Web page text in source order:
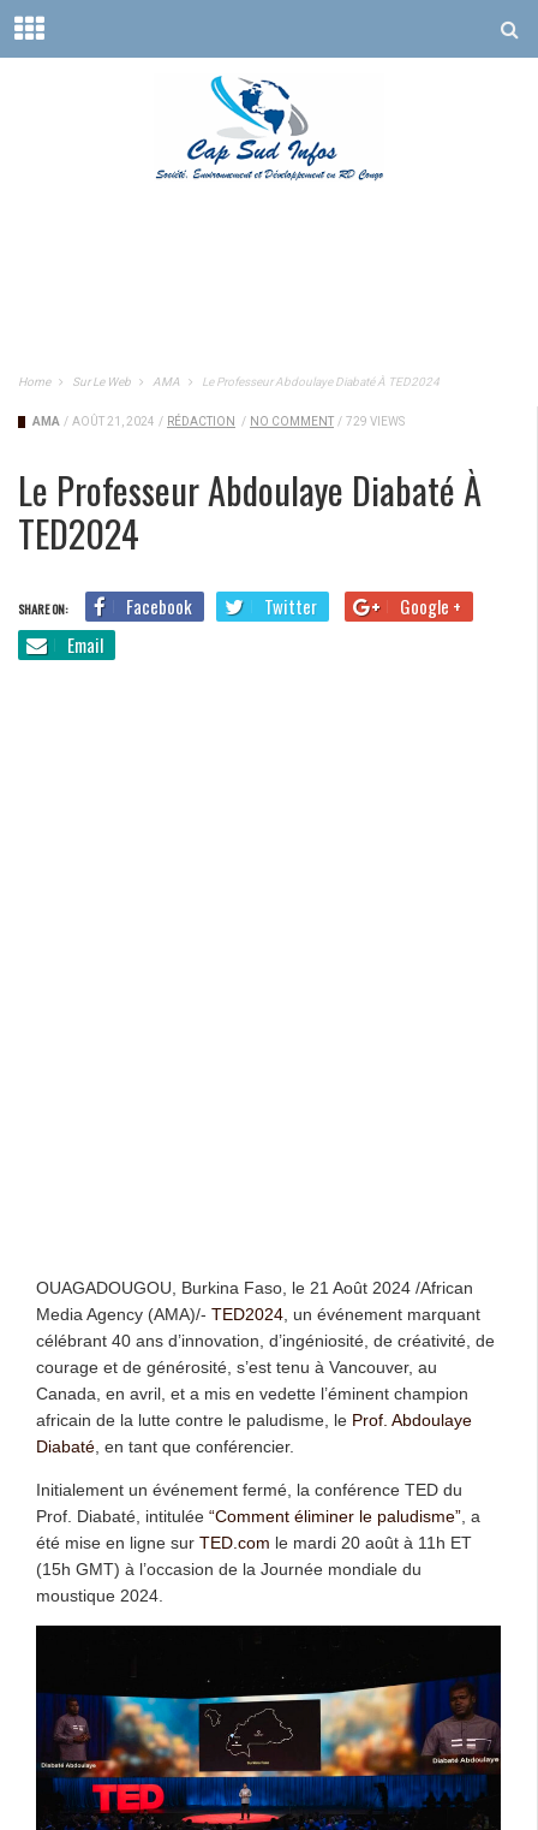
Home Sur Le Web AMA Le Professeur Abdoulaye Diabaté À TED2024
AMA / AOÛT 21, 2024 / RÉDACTION / NO COMMENT / 729 VIEWS
Le Professeur Abdoulaye Diabaté À
TED2024
SHARE ON: Facebook Twitter
Google +
Email
OUAGADOUGOU, Burkina Faso, le 21 Août 2024 /African
Media Agency (AMA)/- TED2024 , un événement marquant
célébrant 40 ans d’innovation, d’ingéniosité, de créativité, de
courage et de générosité, s’est tenu à Vancouver, au
Canada, en avril, et a mis en vedette l’éminent champion
africain de la lutte contre le paludisme, le Prof. Abdoulaye
Diabaté , en tant que conférencier.
Initialement un événement fermé, la conférence TED du
Prof. Diabaté, intitulée “Comment éliminer le paludisme” , a
été mise en ligne sur TED.com le mardi 20 août à 11h ET
(15h GMT) à l’occasion de la Journée mondiale du
moustique 2024.